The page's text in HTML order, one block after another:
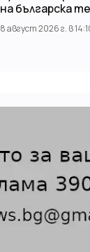
на българска
щети
8 август 2026 г. в